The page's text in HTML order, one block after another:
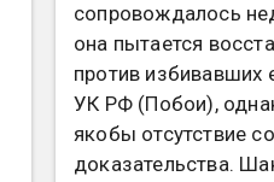
сопровождалось
она пытается
против избивавших
УК РФ (Побои),
якобы отсутствие
доказательства.